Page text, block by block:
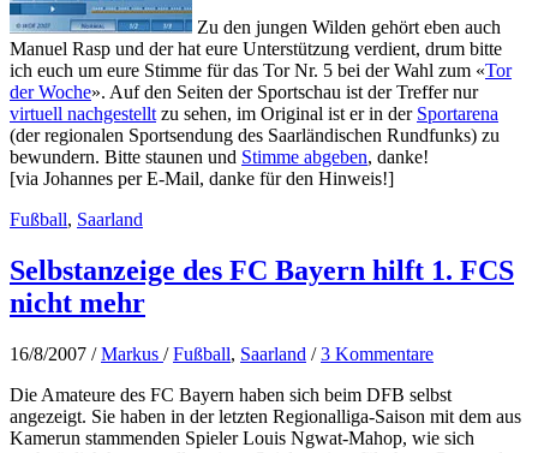
Zu den jungen Wilden gehört eben auch
Manuel Rasp und der hat eure Unterstützung verdient, drum bitte
ich euch um eure Stimme für das Tor Nr. 5 bei der Wahl zum «Tor
der Woche». Auf den Seiten der Sportschau ist der Treffer nur
virtuell nachgestellt zu sehen, im Original ist er in der Sportarena
(der regionalen Sportsendung des Saarländischen Rundfunks) zu
bewundern. Bitte staunen und Stimme abgeben, danke!
[via Johannes per E-Mail, danke für den Hinweis!]
Fußball, Saarland
Selbstanzeige des FC Bayern hilft 1. FCS
nicht mehr
16/8/2007 /Markus /Fußball, Saarland /3 Kommentare
Die Amateure des FC Bayern haben sich beim DFB selbst
angezeigt. Sie haben in der letzten Regionalliga-Saison mit dem aus
Kamerun stammenden Spieler Louis Ngwat-Mahop, wie sich